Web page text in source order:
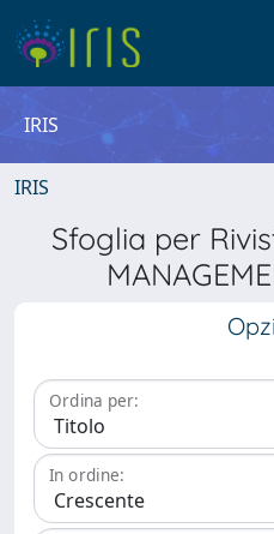
IRIS
IRIS
Sfoglia per
Ordina per:
In ordine: